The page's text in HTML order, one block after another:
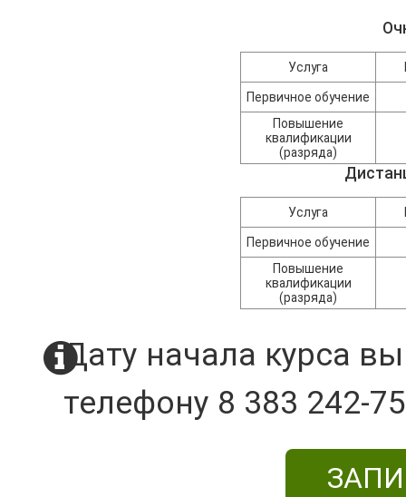
Услуга
Первичное обучение
Повышение
квалификации
(разряда)
Услуга
Первичное обучение
Повышение
квалификации
(разряда)
Дату начала курса
телефону 8 383 242-